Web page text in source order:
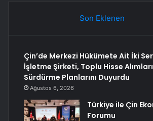
Son Eklenen
Çin’de Merkezi Hükümete Ait İki
İşletme Şirketi, Toplu Hisse
Sürdürme Planlarını Duyurdu
Ağustos 6, 2026
Türkiye ile Çin
Forumu